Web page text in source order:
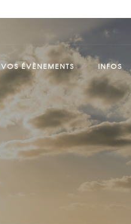
VOS ÉVÈNEMENTS INFOS